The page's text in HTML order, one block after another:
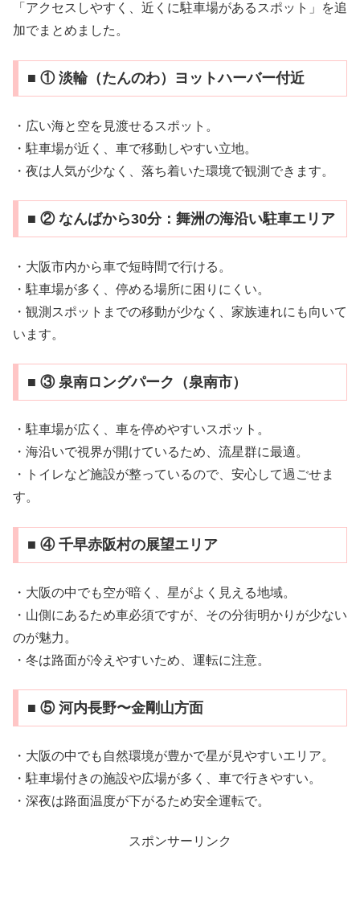
「アクセスしやすく、近くに駐車場があるスポット」を追
加でまとめました。
■ ① 淡輪（たんのわ）ヨットハーバー付近
・広い海と空を見渡せるスポット。
・駐車場が近く、車で移動しやすい立地。
・夜は人気が少なく、落ち着いた環境で観測できます。
■ ② なんばから30分：舞洲の海沿い駐車エリア
・大阪市内から車で短時間で行ける。
・駐車場が多く、停める場所に困りにくい。
・観測スポットまでの移動が少なく、家族連れにも向いて
います。
■ ③ 泉南ロングパーク（泉南市）
・駐車場が広く、車を停めやすいスポット。
・海沿いで視界が開けているため、流星群に最適。
・トイレなど施設が整っているので、安心して過ごせま
す。
■ ④ 千早赤阪村の展望エリア
・大阪の中でも空が暗く、星がよく見える地域。
・山側にあるため車必須ですが、その分街明かりが少ない
のが魅力。
・冬は路面が冷えやすいため、運転に注意。
■ ⑤ 河内長野〜金剛山方面
・大阪の中でも自然環境が豊かで星が見やすいエリア。
・駐車場付きの施設や広場が多く、車で行きやすい。
・深夜は路面温度が下がるため安全運転で。
スポンサーリンク